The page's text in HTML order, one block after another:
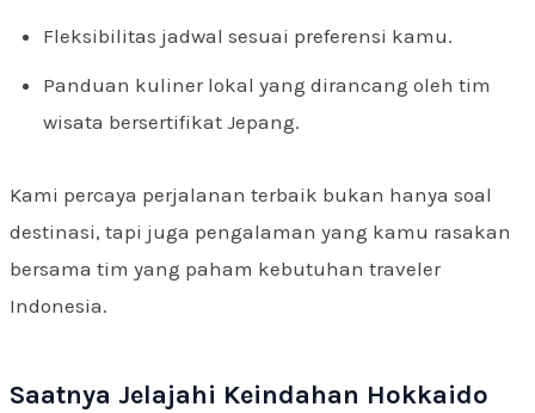
Fleksibilitas jadwal sesuai preferensi kamu.
Panduan kuliner lokal yang dirancang oleh tim
wisata bersertifikat Jepang.
Kami percaya perjalanan terbaik bukan hanya soal
destinasi, tapi juga pengalaman yang kamu rasakan
bersama tim yang paham kebutuhan traveler
Indonesia.
Saatnya Jelajahi Keindahan Hokkaido